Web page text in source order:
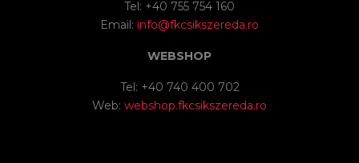
Tel: +40 755 754 160
Email: info@fkcsikszereda.ro
WEBSHOP
Tel: +40 740 400 702
Web: webshop.fkcsikszereda.ro